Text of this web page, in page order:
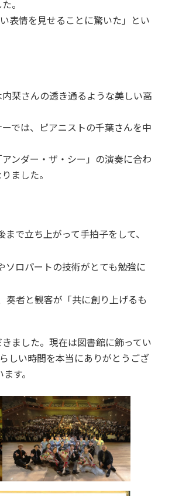
。
表情を見せることに驚いた」とい
栞さんの透き通るような美しい高
では、ピアニストの千葉さんを中
ンダー・ザ・シー」の演奏に合わ
ました。
で立ち上がって手拍子をして、
ソロパートの技術がとても勉強に
奏者と観客が「共に創り上げるも
ました。現在は図書館に飾ってい
しい時間を本当にありがとうござ
す。